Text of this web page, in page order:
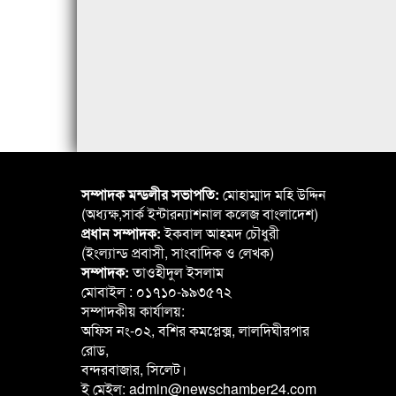
সম্পাদক মন্ডলীর সভাপতি: মোহাম্মাদ মহি উদ্দিন
(অধ্যক্ষ,সার্ক ইন্টারন্যাশনাল কলেজ বাংলাদেশ)
প্রধান সম্পাদক:ইকবাল আহমদ চৌধুরী
(ইংল্যান্ড প্রবাসী, সাংবাদিক ও লেখক)
সম্পাদক:তাওহীদুল ইসলাম
মোবাইল : ০১৭১০-৯৯৩৫৭২
সম্পাদকীয় কার্যালয়:
অফিস নং-০২, বশির কমপ্লেক্স, লালদিঘীরপার
রোড,
বন্দরবাজার, সিলেট।
ই মেইল: admin@newschamber24.com